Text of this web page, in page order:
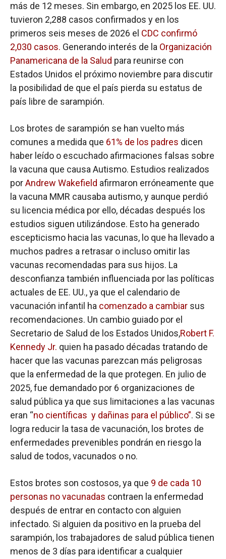
más de 12 meses. Sin embargo, en 2025 los EE. UU.
tuvieron 2,288 casos confirmados y en los
primeros seis meses de 2026 el CDC confirmó
2,030 casos. Generando interés de la Organización
Panamericana de la Salud para reunirse con
Estados Unidos el próximo noviembre para discutir
la posibilidad de que el país pierda su estatus de
país libre de sarampión.
Los brotes de sarampión se han vuelto más
comunes a medida que 61% de los padres dicen
haber leído o escuchado afirmaciones falsas sobre
la vacuna que causa Autismo. Estudios realizados
porAndrew Wakefield afirmaron erróneamente que
la vacuna MMR causaba autismo, y aunque perdió
su licencia médica por ello, décadas después los
estudios siguen utilizándose. Esto ha generado
escepticismo hacia las vacunas, lo que ha llevado a
muchos padres a retrasar o incluso omitir las
vacunas recomendadas para sus hijos. La
desconfianza también influenciada por las políticas
actuales de EE. UU., ya que el calendario de
vacunación infantil ha comenzado a cambiar sus
recomendaciones. Un cambio guiado por el
Secretario de Salud de los Estados Unidos,Robert F.
Kennedy Jr. quien ha pasado décadas tratando de
hacer que las vacunas parezcan más peligrosas
que la enfermedad de la que protegen. En julio de
2025, fue demandado por 6 organizaciones de
salud pública ya que sus limitaciones a las vacunas
eran “no científicas y dañinas para el público”. Si se
logra reducir la tasa de vacunación, los brotes de
enfermedades prevenibles pondrán en riesgo la
salud de todos, vacunados o no.
Estos brotes son costosos, ya que 9 de cada 10
personas no vacunadas contraen la enfermedad
después de entrar en contacto con alguien
infectado. Si alguien da positivo en la prueba del
sarampión, los trabajadores de salud pública tienen
menos de 3 días para identificar a cualquier